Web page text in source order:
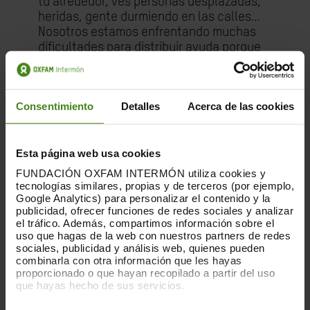
Consentimiento Detalles Acerca de las cookies
Esta página web usa cookies
FUNDACIÓN OXFAM INTERMÓN utiliza cookies y
tecnologías similares, propias y de terceros (por ejemplo,
Google Analytics) para personalizar el contenido y la
publicidad, ofrecer funciones de redes sociales y analizar
el tráfico. Además, compartimos información sobre el
uso que hagas de la web con nuestros partners de redes
sociales, publicidad y análisis web, quienes pueden
combinarla con otra información que les hayas
proporcionado o que hayan recopilado a partir del uso
que hayas hecho de sus servicios.
heridas, gente durmiendo en las calles…
Nosotros estamos enfrentando muchas
dificultades para distribuir ayuda porque
no hay un lugar seguro en Gaza. Cada
zona puede ser peligrosa, todos y cada
uno de los lugares pueden ser
bombardeados en cualquier momento”.
Cualquier cantidad que Israel pueda
permitir que entre es insuficiente y no
puede distribuirse de manera segura entre
las personas que se ven constantemente
obligadas a huirpara salvar sus vidas.
“Este tipo de caos sistémico y militarizado
ha abrumado al sistema humanitario
internacional.A nuestros gobiernos no les
queda ni siquiera la habitual cortina de
humo del humanitarismopara esconderse